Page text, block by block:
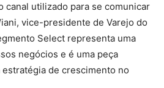
canal utilizado para se comunicar
vice-presidente de Varejo do
Select representa uma
negócios e é uma peça
de crescimento no